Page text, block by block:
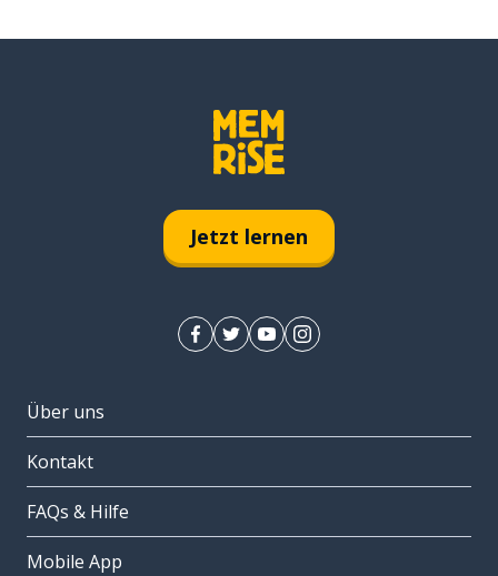
Jetzt lernen
Über uns
Kontakt
FAQs & Hilfe
Mobile App